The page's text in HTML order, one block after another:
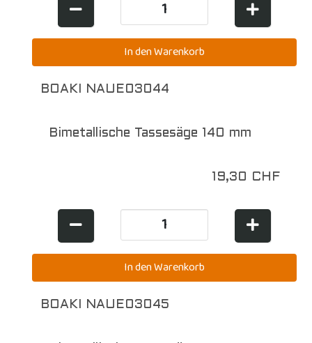
BOAKI NAUE03044
Bimetallische Tassesäge 140 mm
19,30 CHF
BOAKI NAUE03045